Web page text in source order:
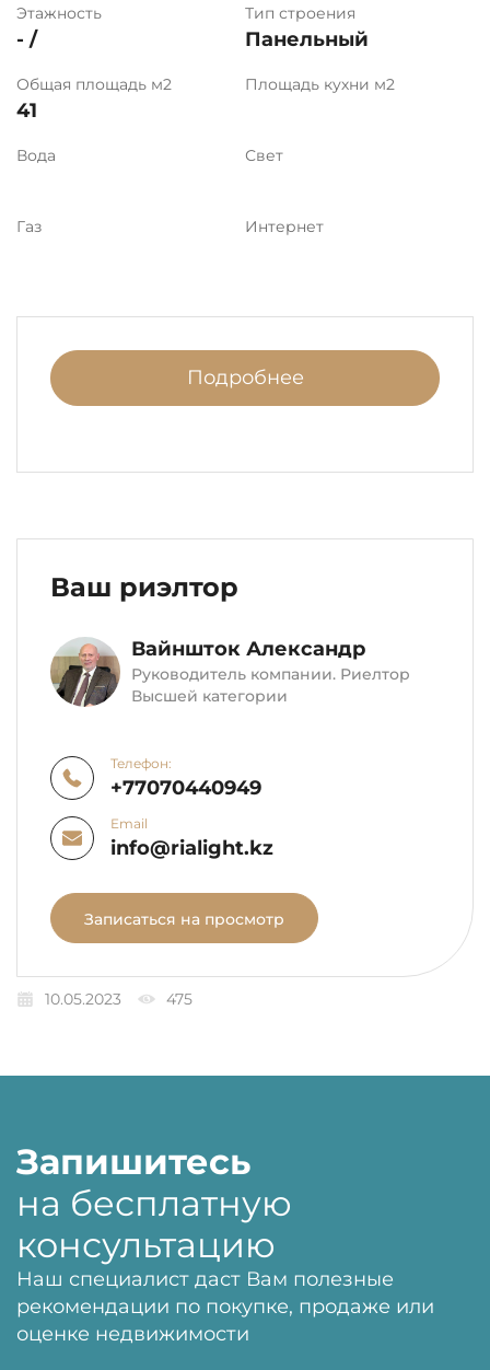
Этажность
- /
Тип строения
Панельный
Общая площадь м2
41
Площадь кухни м2
Вода Свет
Газ Интернет
Подробнее
Ваш риэлтор
Вайншток Александр
Руководитель компании. Риелтор
Высшей категории
Телефон:
+77070440949
Email
info@rialight.kz
Записаться на просмотр
10.05.2023 475
Запишитесь
на бесплатную
консультацию
Наш специалист даст Вам полезные
рекомендации по покупке, продаже или
оценке недвижимости